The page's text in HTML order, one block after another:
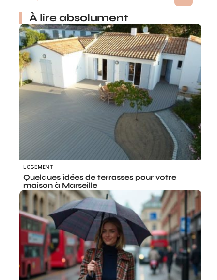
À lire absolument
LOGEMENT
Quelques idées de terrasses pour votre
maison à Marseille